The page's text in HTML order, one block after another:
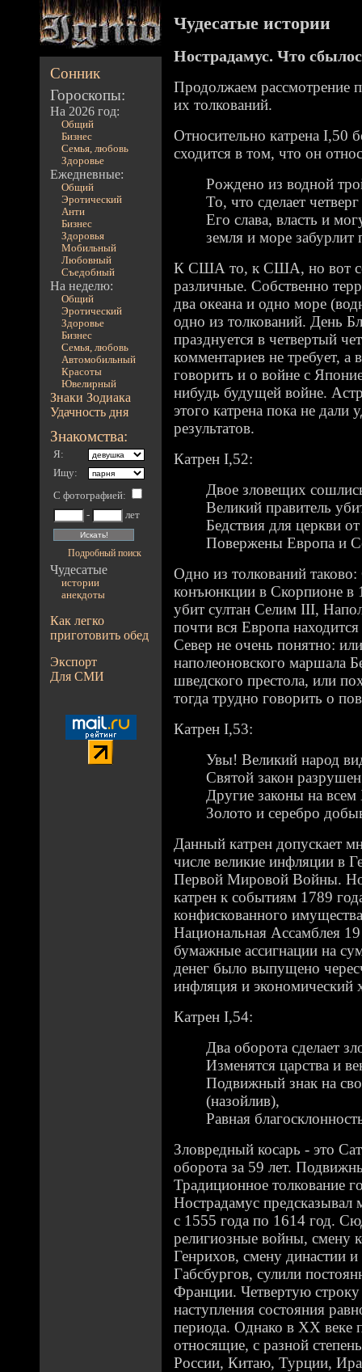
Сонник
Гороскопы:
На 2026 год:
Общий
Бизнес
Семья, любовь
Здоровье
Ежедневные:
Общий
Эротический
Анти
Бизнес
Здоровья
Мобильный
Любовный
Съедобный
На неделю:
Общий
Эротический
Здоровье
Бизнес
Семья, любовь
Автомобильный
Красоты
Ювелирный
Знаки Зодиака
Удачность дня
Знакомства:
Я:
Ищу:
С фотографией:
-
лет
Подробный поиск
Чудесатые
истории
анекдоты
Как легко
приготовить обед
Экспорт
Для СМИ
Чудесатые истории
Нострадамус. Что
Продолжаем рассмотрение
их толкований.
Относительно катрена I,50
сходится в том, что он
Рождено из водной
То, что сделает
Его слава, власть и
земля и море забурлит
К США то, к США, но вот
различные. Собственно
два океана и одно море
одно из толкований. День
празднуется в четвертый
комментариев не требует, а
говорить и о войне с
нибудь будущей войне.
этого катрена пока не дали
результатов.
Катрен I,52:
Двое зловещих
Великий правитель
Бедствия для церкви
Повержены Европа и
Одно из толкований
конъюнкции в Скорпионе в
убит султан Селим III,
почти вся Европа
Север не очень понятно:
наполеоновского маршала
шведского престола, или
тогда трудно говорить о
Катрен I,53:
Увы! Великий народ
Святой закон
Другие законы на всем
Золото и серебро
Данный катрен допускает
числе великие инфляции в
Первой Мировой Войны. Но
катрен к событиям 1789
конфискованного
Национальная Ассамблея
бумажные ассигнации на
денег было выпущено
инфляция и экономический
Катрен I,54:
Два оборота сделает
Изменятся царства и
Подвижный знак на
(назойлив),
Равная
Зловредный косарь - это
оборота за 59 лет.
Традиционное толкование
Нострадамус предсказывал
с 1555 года по 1614 год.
религиозные войны, смену
Генрихов, смену династии
Габсбургов, сулили
Франции. Четвертую
наступления состояния
периода. Однако в XX веке
относящие, с разной
России, Китаю, Турции,